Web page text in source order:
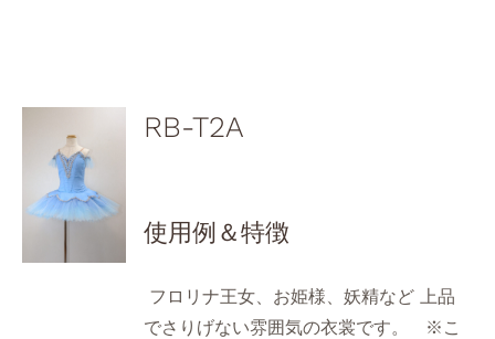
RB-T2A
使用例＆特徴
フロリナ王女、お姫様、妖精など 上品
でさりげない雰囲気の衣裳です。 ※こ